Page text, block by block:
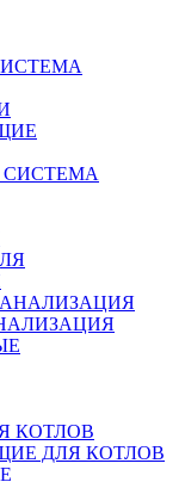
КОТЛОВ
ДЛЯ КОТЛОВ